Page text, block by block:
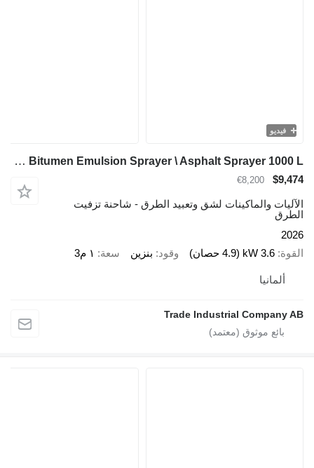
فيديو
TICAB Manufacturer Bitumen Emulsion Sprayer \ Asphalt Sprayer 1000 L
$9,474
€8,200
الآليات والماكينات لشق وتعبيد الطرق - شاحنة تزفيت
الطرق
2026
القوة 3.6 kW (4.9 حصان) وقود بنزين سعة ١ م3
ألمانيا
Trade Industrial Company AB